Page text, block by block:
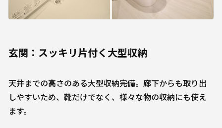
玄関：スッキリ片付く大型収納
天井までの高さのある大型収納完備。廊下からも取り出
しやすいため、靴だけでなく、様々な物の収納にも使え
ます。